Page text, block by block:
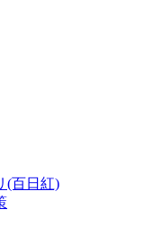
(百日紅)